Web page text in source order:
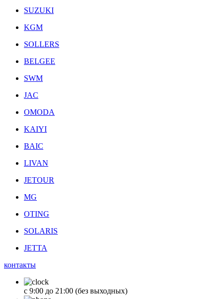
SUZUKI
KGM
SOLLERS
BELGEE
SWM
JAC
OMODA
KAIYI
BAIC
LIVAN
JETOUR
MG
OTING
SOLARIS
JETTA
контакты
с 9:00 до 21:00 (без выходных)